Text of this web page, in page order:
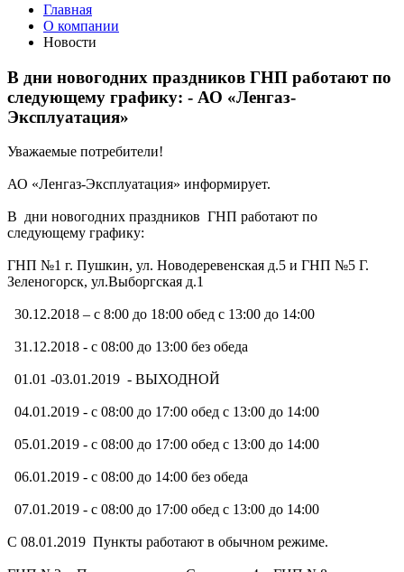
Главная
О компании
Новости
В дни новогодних праздников ГНП работают по
следующему графику: - АО «Ленгаз-
Эксплуатация»
Уважаемые потребители!
АО «Ленгаз-Эксплуатация» информирует.
В дни новогодних праздников ГНП работают по
следующему графику:
ГНП №1 г. Пушкин, ул. Новодеревенская д.5 и ГНП №5 Г.
Зеленогорск, ул.Выборгская д.1
30.12.2018 – с 8:00 до 18:00 обед с 13:00 до 14:00
31.12.2018 - с 08:00 до 13:00 без обеда
01.01 -03.01.2019 - ВЫХОДНОЙ
04.01.2019 - с 08:00 до 17:00 обед с 13:00 до 14:00
05.01.2019 - с 08:00 до 17:00 обед с 13:00 до 14:00
06.01.2019 - с 08:00 до 14:00 без обеда
07.01.2019 - с 08:00 до 17:00 обед с 13:00 до 14:00
С 08.01.2019 Пункты работают в обычном режиме.